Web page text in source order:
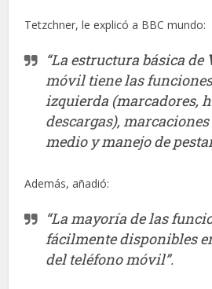
Tetzchner, le explicó a BBC mundo:
“La estructura básica de
móvil tiene las
izquierda (marcadores,
descargas),
medio y manejo de
Además, añadió:
“La mayoría de las
fácilmente disponibles
del teléfono móvil”.